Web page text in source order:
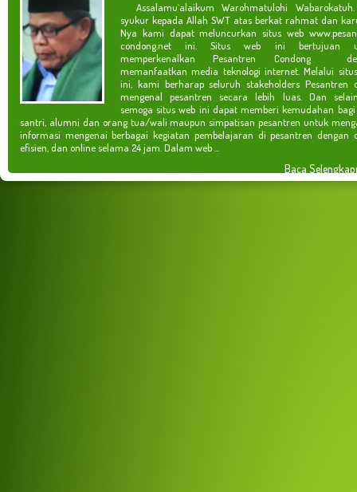
Assalamu`alaikum Warohmatulohi
syukur kepada Allah SWT atas berkat rahmat dan
Nya kami dapat meluncurkan situs web
condong.net ini. Situs web ini bertujuan
memperkenalkan Pesantren Condong
memanfaatkan media teknologi internet. Melalui
ini, kami berharap seluruh stakeholders Pesantren
mengenal pesantren secara lebih luas. Dan
semoga situs web ini dapat memberi kemudahan
santri, alumni dan orang tua/wali maupun simpatisan pesantren untuk
informasi mengenai berbagai kegiatan pembelajaran di pesantren dengan
efisien, dan online selama 24 jam. Dalam web ...
Baca